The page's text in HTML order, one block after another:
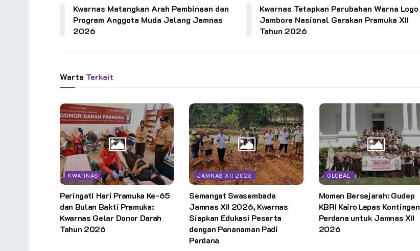
Kwarnas Matangkan Arah Pembinaan dan
Program Anggota Muda Jelang Jamnas
2026
Kwarnas Tetapkan Perubahan Warna Logo
Jambore Nasional Gerakan Pramuka XII
Tahun 2026
Warta Terkait
KWARNAS
Peringati Hari Pramuka Ke-65
dan Bulan Bakti Pramuka:
Kwarnas Gelar Donor Darah
Tahun 2026
JAMNAS XII 2026
Semangat Swasembada
Jamnas XII 2026, Kwarnas
Siapkan Edukasi Peserta
dengan Penanaman Padi
Perdana
GLOBAL
Momen Bersejarah: Gudep
KBRI Kairo Lepas Kontingen
Perdana untuk Jamnas XII
2026